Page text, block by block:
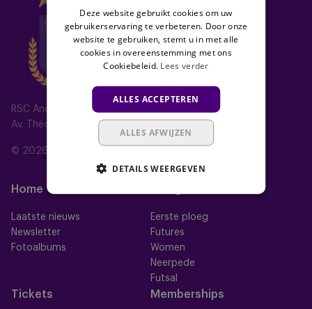
RSC Anderlecht
Av. Théo Verbeeck 2, 1070 Anderlecht, Belgium
© 2026 RSC Anderlecht
Home
Laatste nieuws
Newsletter
Fotoalbums
Eerste ploeg
Futures
Women
Neerpede
Futsal
Tickets Memberships
Deze website gebruikt cookies om uw
gebruikerservaring te verbeteren. Door onze
website te gebruiken, stemt u in met alle
cookies in overeenstemming met ons
Cookiebeleid. Lees verder
ALLES ACCEPTEREN
ALLES AFWIJZEN
DETAILS WEERGEVEN